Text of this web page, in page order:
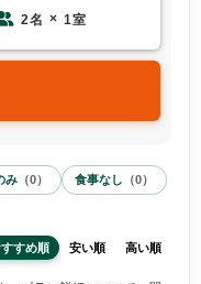
2名 × 1室
み （0） 食事なし （0）
すすめ順 安い順 高い順